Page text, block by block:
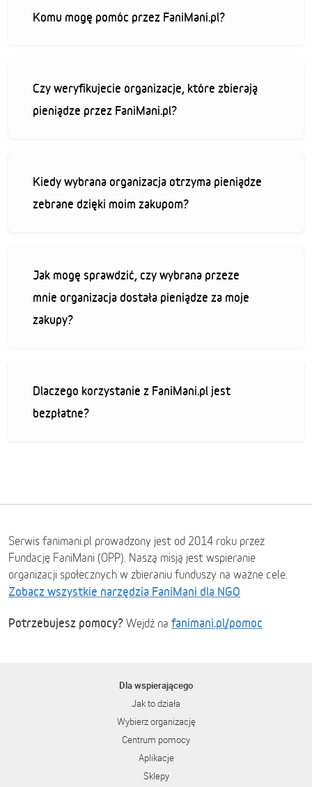
Komu mogę pomóc przez FaniMani.pl?
Czy weryfikujecie organizacje, które zbierają
pieniądze przez FaniMani.pl?
Kiedy wybrana organizacja otrzyma pieniądze
zebrane dzięki moim zakupom?
Jak mogę sprawdzić, czy wybrana przeze
mnie organizacja dostała pieniądze za moje
zakupy?
Dlaczego korzystanie z FaniMani.pl jest
bezpłatne?
Serwis fanimani.pl prowadzony jest od 2014 roku przez
Fundację FaniMani (OPP). Naszą misją jest wspieranie
organizacji społecznych w zbieraniu funduszy na ważne cele.
Zobacz wszystkie narzędzia FaniMani dla NGO
Potrzebujesz pomocy? Wejdź na fanimani.pl/pomoc
Dla wspierającego
Jak to działa
Wybierz organizację
Centrum pomocy
Aplikacje
Sklepy